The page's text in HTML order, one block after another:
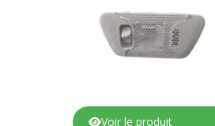
Voir le produit